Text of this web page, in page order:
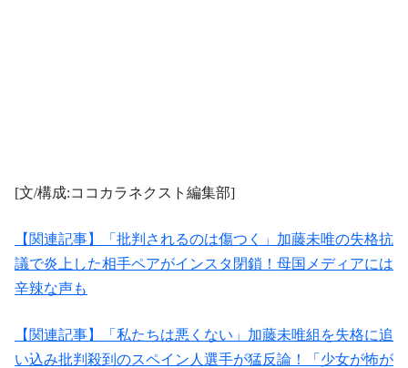
[文/構成:ココカラネクスト編集部]
【関連記事】「批判されるのは傷つく」加藤未唯の失格抗
議で炎上した相手ペアがインスタ閉鎖！母国メディアには
辛辣な声も
【関連記事】「私たちは悪くない」加藤未唯組を失格に追
い込み批判殺到のスペイン人選手が猛反論！「少女が怖が